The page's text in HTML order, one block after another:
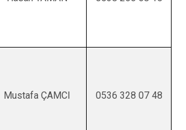
Mustafa ÇAMCI 0536 328 07 48